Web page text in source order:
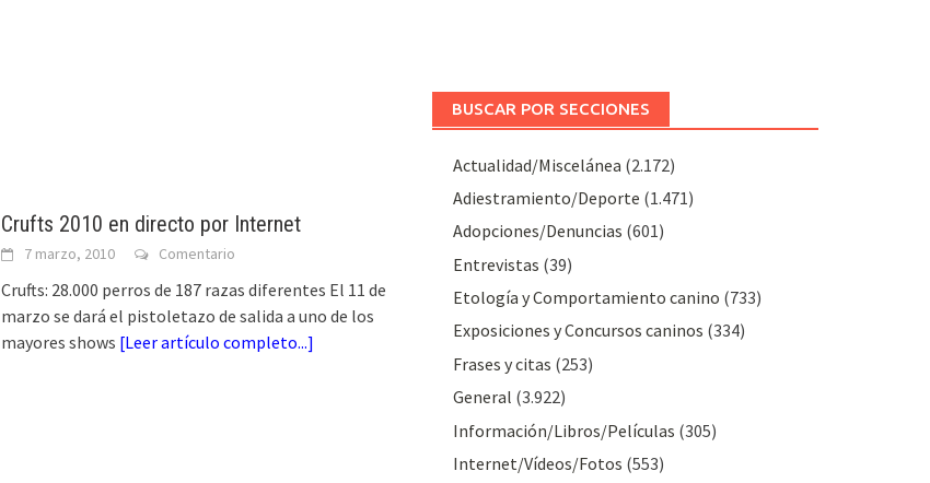
Crufts 2010 en directo por Internet
7 marzo, 2010 Comentario
Crufts: 28.000 perros de 187 razas diferentes El 11 de
marzo se dará el pistoletazo de salida a uno de los
mayores shows [Leer artículo completo...]
BUSCAR POR SECCIONES
Actualidad/Miscelánea (2.172)
Adiestramiento/Deporte (1.471)
Adopciones/Denuncias (601)
Entrevistas (39)
Etología y Comportamiento canino (733)
Exposiciones y Concursos caninos (334)
Frases y citas (253)
General (3.922)
Información/Libros/Películas (305)
Internet/Vídeos/Fotos (553)